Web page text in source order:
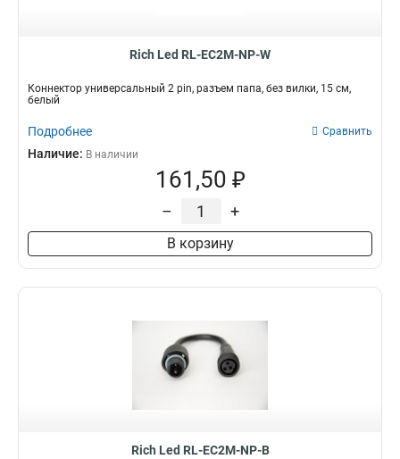
Rich Led RL-EC2M-NP-W
Коннектор универсальный 2 pin, разъем папа, без вилки, 15 см,
белый
Подробнее Сравнить
Наличие: В наличии
161,50 ₽
– +
В корзину
Rich Led RL-EC2M-NP-B